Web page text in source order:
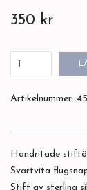
350 kr
Artikelnummer:
Handritade
Svartvita
Stift av sterling